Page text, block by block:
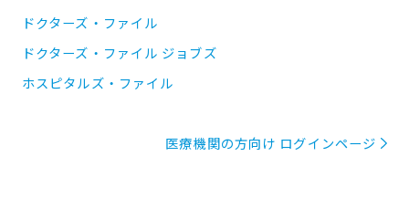
ドクターズ・ファイル
ドクターズ・ファイル ジョブズ
ホスピタルズ・ファイル
医療機関の方向け ログインページ